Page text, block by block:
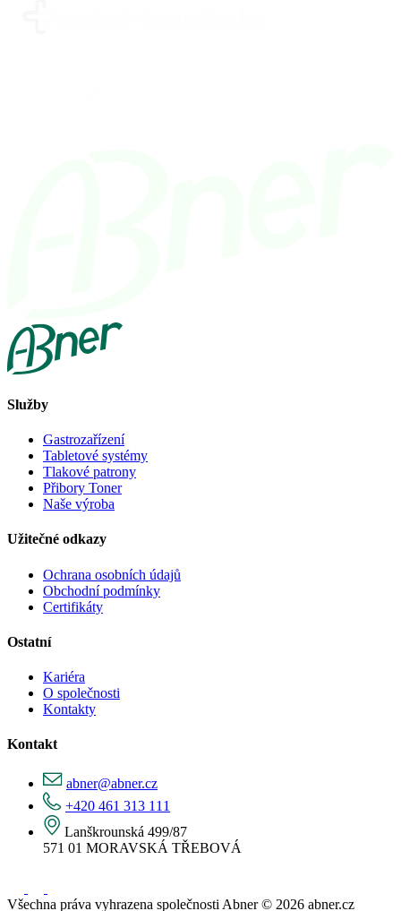
Služby
Gastrozařízení
Tabletové systémy
Tlakové patrony
Přibory Toner
Naše výroba
Užitečné odkazy
Ochrana osobních údajů
Obchodní podmínky
Certifikáty
Ostatní
Kariéra
O společnosti
Kontakty
Kontakt
abner@abner.cz
+420 461 313 111
Lanškrounská 499/87
571 01 MORAVSKÁ TŘEBOVÁ
Všechna práva vyhrazena společnosti Abner © 2026 abner.cz